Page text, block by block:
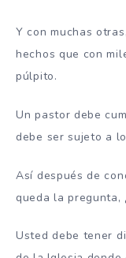
Y con muchas
hechos que con
púlpito.
Un pastor debe
debe ser sujeto a
Así después de
queda la pregunta,
Usted debe tener